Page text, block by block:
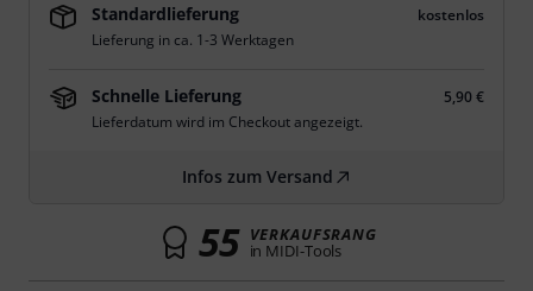
Standardlieferung
kostenlos
Lieferung in ca. 1-3 Werktagen
Schnelle Lieferung
5,90 €
Lieferdatum wird im Checkout angezeigt.
Infos zum Versand
55 VERKAUFSRANG
in MIDI-Tools